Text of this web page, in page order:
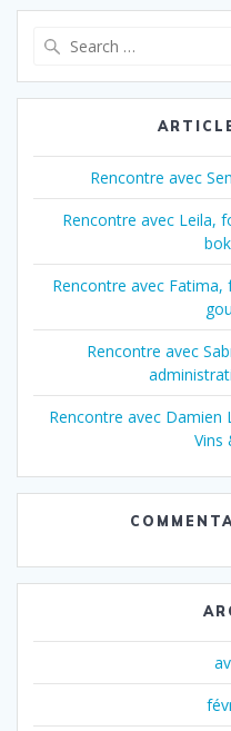
Rencontre avec
Rencontre avec Leila,
Rencontre avec
Rencontre avec
Rencontre avec Damien
Vins